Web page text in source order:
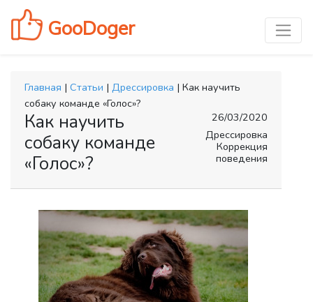
GooDoger
Главная | Статьи | Дрессировка | Как научить
собаку команде «Голос»?
Как научить
собаку команде
«Голос»?
26/03/2020
Дрессировка
Коррекция
поведения